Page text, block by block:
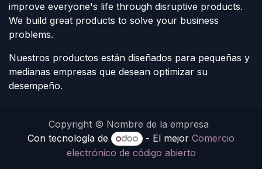
improve everyone's life through disruptive products.
We build great products to solve your business
problems.
Nuestros productos están diseñados para pequeñas y
medianas empresas que desean optimizar su
desempeño.
Copyright © Nombre de la empresa
Con tecnología de
- El mejorComercio
electrónico de código abierto